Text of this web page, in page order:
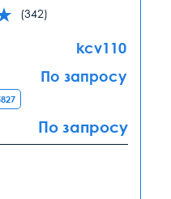
(342)
kcv110
По запросу
По запросу